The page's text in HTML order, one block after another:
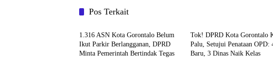
Pos Terkait
DPRD Kota Gorontalo
‎1.316 ASN Kota Gorontalo Belum
Ikut Parkir Berlangganan, DPRD
Minta Pemerintah Bertindak Tegas
‎Tok! DPRD Kota Gorontalo
Palu, Setujui Penataan OPD:
Baru, 3 Dinas Naik Kelas‎‎
DPRD Kota Gorontalo DPRD Kota Gorontalo